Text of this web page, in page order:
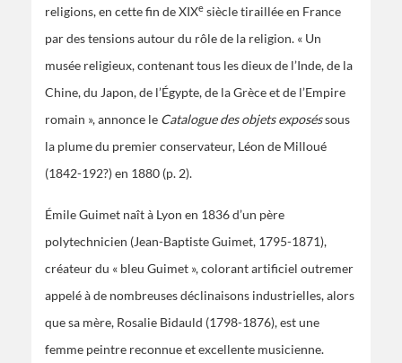
religions, en cette fin de XIXe siècle tiraillée en France
par des tensions autour du rôle de la religion. « Un
musée religieux, contenant tous les dieux de l’Inde, de la
Chine, du Japon, de l’Égypte, de la Grèce et de l’Empire
romain », annonce le Catalogue des objets exposéssous
la plume du premier conservateur, Léon de Milloué
(1842-192?) en 1880 (p. 2).
Émile Guimet naît à Lyon en 1836 d’un père
polytechnicien (Jean-Baptiste Guimet, 1795-1871),
créateur du « bleu Guimet », colorant artificiel outremer
appelé à de nombreuses déclinaisons industrielles, alors
que sa mère, Rosalie Bidauld (1798-1876), est une
femme peintre reconnue et excellente musicienne.